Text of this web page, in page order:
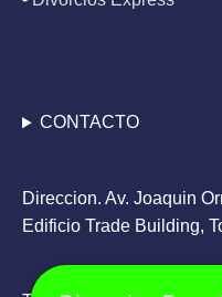
CONTACTO
Direccion. Av. Joaquin
Edificio Trade Building,